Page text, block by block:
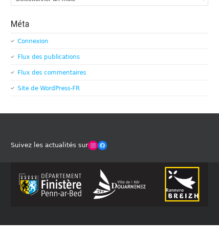
Méta
Connexion
Flux des publications
Flux des commentaires
Site de WordPress-FR
Suivez les actualités surWinches Club OfficielFacebook